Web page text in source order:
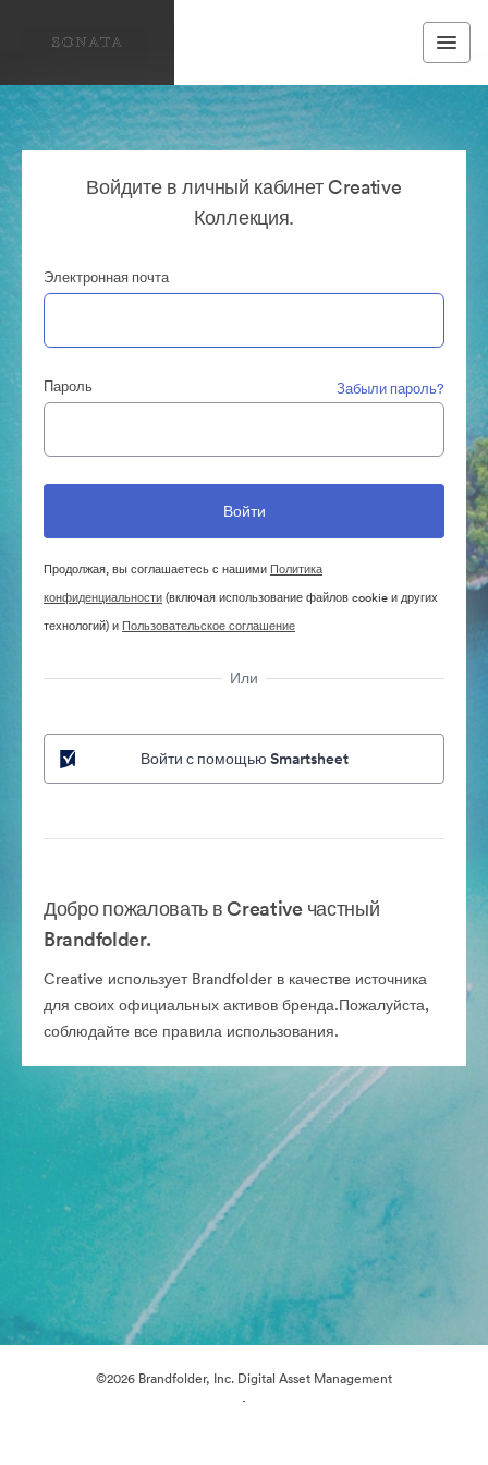
Войдите в личный кабинет Creative
Коллекция.
Электронная почта
Пароль Забыли пароль?
Продолжая, вы соглашаетесь с нашими Политика
конфиденциальности(включая использование файлов cookie и других
технологий) и Пользовательское соглашение
Или
Войти с помощью Smartsheet
Добро пожаловать в Creative частный
Brandfolder.
Creative использует Brandfolder в качестве источника
для своих официальных активов бренда.Пожалуйста,
соблюдайте все правила использования.
©2026 Brandfolder, Inc. Digital Asset Management
·